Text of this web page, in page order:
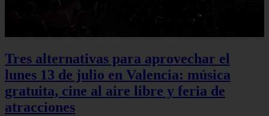
Tres alternativas para aprovechar el
lunes 13 de julio en Valencia: música
gratuita, cine al aire libre y feria de
atracciones